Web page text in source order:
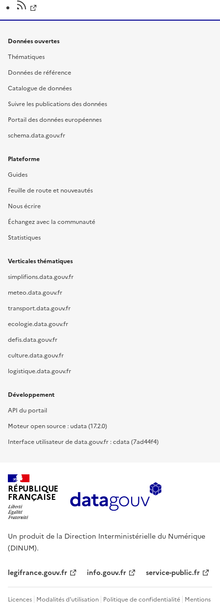
Données ouvertes
Thématiques
Données de référence
Catalogue de données
Suivre les publications des données
Portail des données européennes
schema.data.gouv.fr
Plateforme
Guides
Feuille de route et nouveautés
Nous écrire
Échangez avec la communauté
Statistiques
Verticales thématiques
simplifions.data.gouv.fr
meteo.data.gouv.fr
transport.data.gouv.fr
ecologie.data.gouv.fr
defis.data.gouv.fr
culture.data.gouv.fr
logistique.data.gouv.fr
Développement
API du portail
Moteur open source : udata (17.2.0)
Interface utilisateur de data.gouv.fr : cdata (7ad44f4)
RÉPUBLIQUE
FRANÇAISE
Un produit de la Direction Interministérielle du Numérique
(DINUM).
legifrance.gouv.fr info.gouv.fr service-public.fr
Licences Modalités d'utilisation Politique de confidentialité Mentions